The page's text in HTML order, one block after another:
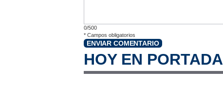
0/500
* Campos obligatorios
ENVIAR COMENTARIO
HOY EN PORTADA